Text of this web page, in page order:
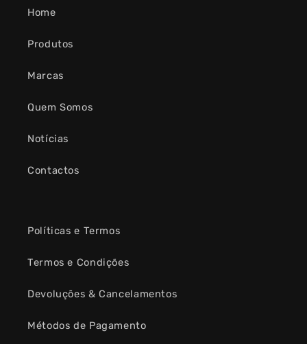
Home
Produtos
Marcas
Quem Somos
Notícias
Contactos
Políticas e Termos
Termos e Condições
Devoluções & Cancelamentos
Métodos de Pagamento